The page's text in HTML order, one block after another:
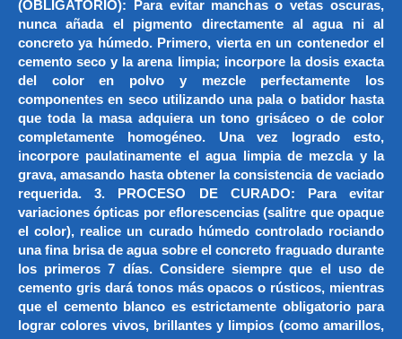
(OBLIGATORIO): Para evitar manchas o vetas oscuras,
nunca añada el pigmento directamente al agua ni al
concreto ya húmedo. Primero, vierta en un contenedor el
cemento seco y la arena limpia; incorpore la dosis exacta
del color en polvo y mezcle perfectamente los
componentes en seco utilizando una pala o batidor hasta
que toda la masa adquiera un tono grisáceo o de color
completamente homogéneo. Una vez logrado esto,
incorpore paulatinamente el agua limpia de mezcla y la
grava, amasando hasta obtener la consistencia de vaciado
requerida. 3. PROCESO DE CURADO: Para evitar
variaciones ópticas por eflorescencias (salitre que opaque
el color), realice un curado húmedo controlado rociando
una fina brisa de agua sobre el concreto fraguado durante
los primeros 7 días. Considere siempre que el uso de
cemento gris dará tonos más opacos o rústicos, mientras
que el cemento blanco es estrictamente obligatorio para
lograr colores vivos, brillantes y limpios (como amarillos,